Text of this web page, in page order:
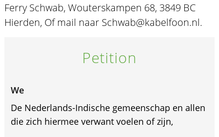
Ferry Schwab, Wouterskampen 68, 3849 BC
Hierden, Of mail naar Schwab@kabelfoon.nl.
Petition
We
De Nederlands-Indische gemeenschap en allen
die zich hiermee verwant voelen of zijn,